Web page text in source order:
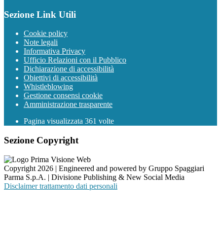
Sezione Link Utili
Cookie policy
Note legali
Informativa Privacy
Ufficio Relazioni con il Pubblico
Dichiarazione di accessibilità
Obiettivi di accessibilità
Whistleblowing
Gestione consensi cookie
Amministrazione trasparente
Pagina visualizzata 361 volte
Sezione Copyright
Copyright 2026 | Engineered and powered by Gruppo Spaggiari
Parma S.p.A. | Divisione Publishing & New Social Media
Disclaimer trattamento dati personali